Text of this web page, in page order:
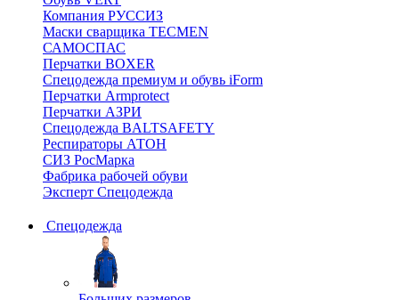
Компания РУССИЗ
Маски сварщика TECMEN
САМОСПАС
Перчатки BOXER
Спецодежда премиум и обувь iForm
Перчатки Armprotect
Перчатки АЗРИ
Спецодежда BALTSAFETY
Респираторы АТОН
СИЗ РосМарка
Фабрика рабочей обуви
Эксперт Спецодежда
Спецодежда